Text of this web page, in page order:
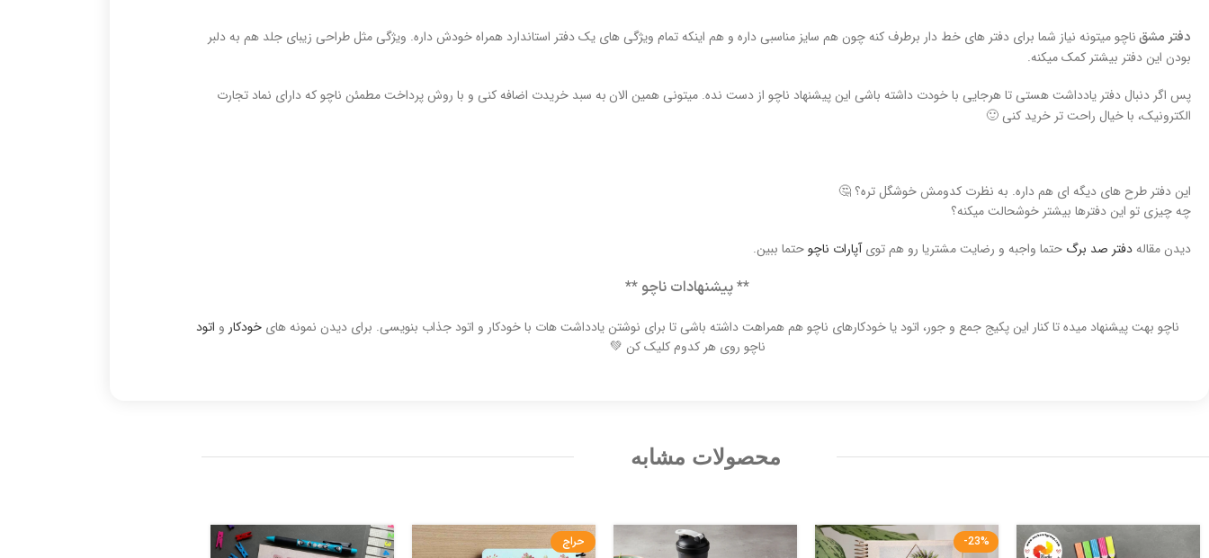
دفتر مشقناچو میتونه نیاز شما برای دفتر های خط دار برطرف کنه چون هم سایز مناسبی داره و هم اینکه تمام ویژگی های یک دفتر استاندارد همراه خودش داره. ویژگی مثل طراحی زیبای جلد هم به دلبر
بودن این دفتر بیشتر کمک میکنه.
پس اگر دنبال دفتر یادداشت هستی تا هرجایی با خودت داشته باشی این پیشنهاد ناچو از دست نده. میتونی همین الان به سبد خریدت اضافه کنی و با روش پرداخت مطمئن ناچو که دارای نماد تجارت
الکترونیک، با خیال راحت تر خرید کنی 🙂
این دفتر طرح های دیگه ای هم داره. به نظرت کدومش خوشگل تره؟ 🤔
چه چیزی تو این دفترها بیشتر خوشحالت میکنه؟
دیدن مقالهدفتر صد برگ حتما واجبه و رضایت مشتریا رو هم تویآپارات ناچوحتما ببین.
** پیشنهادات ناچو **
ناچو بهت پیشنهاد میده تا کنار این پکیج جمع و جور، اتود یا خودکارهای ناچو هم همراهت داشته باشی تا برای نوشتن یادداشت هات با خودکار و اتود جذاب بنویسی. برای دیدن نمونه هایخودکار و اتود
ناچو روی هر کدوم کلیک کن 💚
محصولات مشابه
-23% حراج